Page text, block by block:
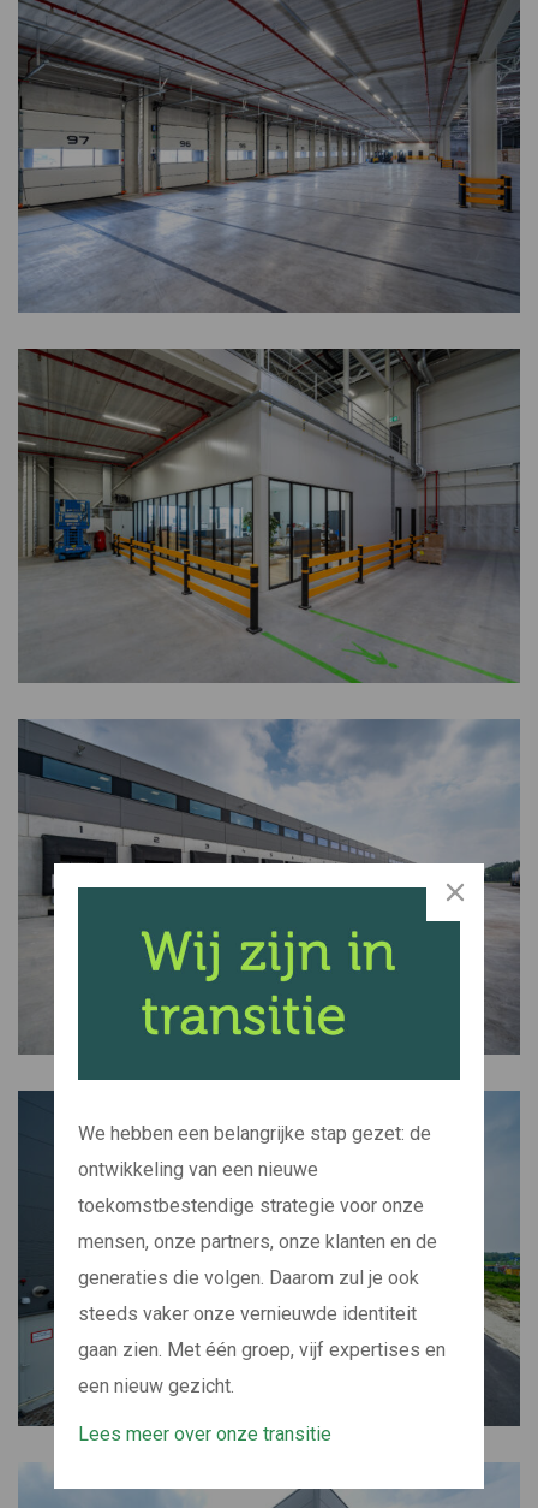
We hebben een belangrijke stap gezet: de
ontwikkeling van een nieuwe
toekomstbestendige strategie voor onze
mensen, onze partners, onze klanten en de
generaties die volgen. Daarom zul je ook
steeds vaker onze vernieuwde identiteit
gaan zien. Met één groep, vijf expertises en
een nieuw gezicht.
Lees meer over onze transitie